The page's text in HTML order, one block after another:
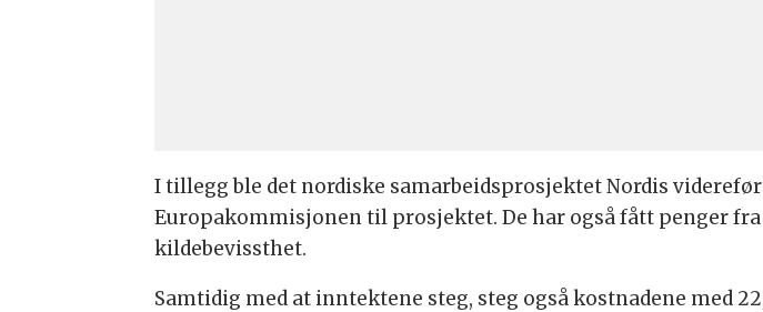
I tillegg ble det nordiske samarbeidsprosjektet Nordis
Europakommisjonen til prosjektet. De har også fått penger
kildebevissthet.
Samtidig med at inntektene steg, steg også kostnadene med